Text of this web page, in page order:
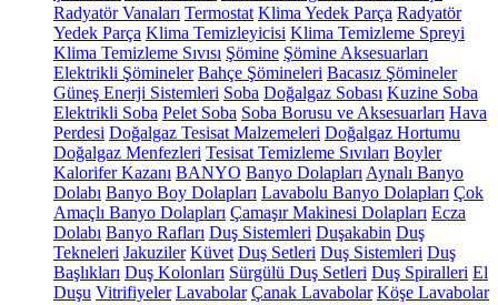
Radyatör Vanaları Termostat Klima Yedek Parça Radyatör
Yedek Parça Klima Temizleyicisi Klima Temizleme Spreyi
Klima Temizleme Sıvısı Şömine Şömine Aksesuarları
Elektrikli Şömineler Bahçe Şömineleri Bacasız Şömineler
Güneş Enerji Sistemleri Soba Doğalgaz Sobası Kuzine Soba
Elektrikli Soba Pelet Soba Soba Borusu ve Aksesuarları Hava
Perdesi Doğalgaz Tesisat Malzemeleri Doğalgaz Hortumu
Doğalgaz Menfezleri Tesisat Temizleme Sıvıları Boyler
Kalorifer Kazanı BANYO Banyo Dolapları Aynalı Banyo
Dolabı Banyo Boy Dolapları Lavabolu Banyo Dolapları Çok
Amaçlı Banyo Dolapları Çamaşır Makinesi Dolapları Ecza
Dolabı Banyo Rafları Duş Sistemleri Duşakabin Duş
Tekneleri Jakuziler Küvet Duş Setleri Duş Sistemleri Duş
Başlıkları Duş Kolonları Sürgülü Duş Setleri Duş Spiralleri El
Duşu Vitrifiyeler Lavabolar Çanak Lavabolar Köşe Lavabolar